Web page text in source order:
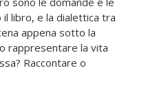
libro, e la dialettica tra
appena sotto la
rappresentare la vita
Raccontare o